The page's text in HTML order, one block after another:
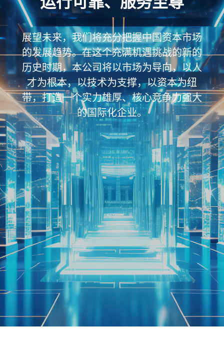
展望未来，我们将充分把握中国资本市场
的发展趋势。在这个充满机遇挑战的新的
历史时期，本公司将以市场为导向，以人
才为根本，以技术为支撑，以资本为纽
带，打造一个实力雄厚、核心竞争力强大
的国际化企业。